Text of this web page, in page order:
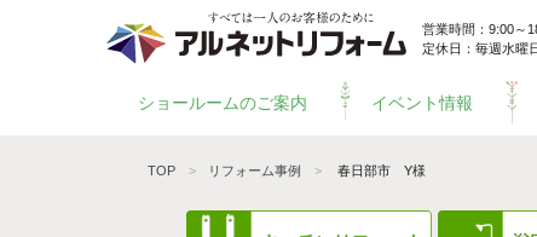
営業時間：9:00～
定休日：毎週水曜
ショールームのご案内 イベント情報
TOP リフォーム事例 春日部市 Y様